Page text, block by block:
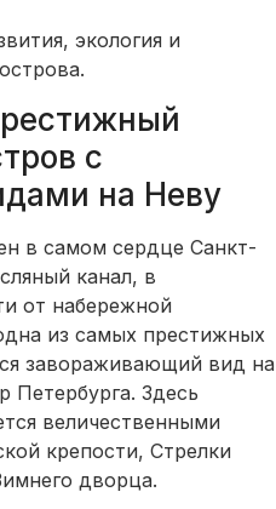
экология и
с
на Неву
в самом сердце Санкт-
канал, в
от набережной
из самых престижных
завораживающий вид на
Петербурга. Здесь
величественными
крепости, Стрелки
дворца.